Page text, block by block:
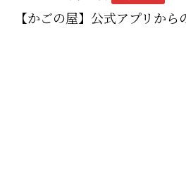
【かごの屋】公式アプリから